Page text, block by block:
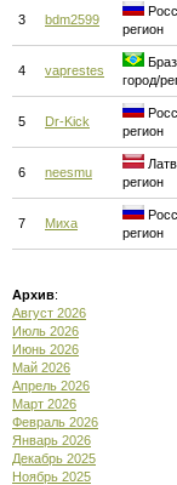
3 bdm2599
регион
4 vaprestes
город/
5 Dr-Kick
регион
6 neesmu
регион
7 Миха
регион
Архив:
Август 2026
Июль 2026
Июнь 2026
Май 2026
Апрель 2026
Март 2026
Февраль 2026
Январь 2026
Декабрь 2025
Ноябрь 2025